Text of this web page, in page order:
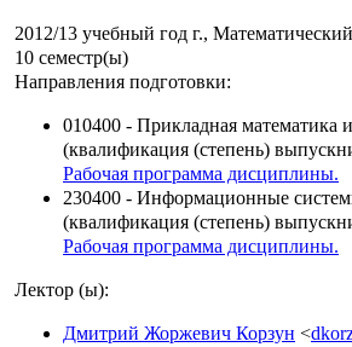
2012/13 учебный год г.,
10 семестр(ы)
Направления подготовки:
010400 - Прикладная математика
(квалификация (степень)
Рабочая программа дисциплины.
230400 - Информационные
(квалификация (степень)
Рабочая программа дисциплины.
Лектор (ы):
Дмитрий Жоржевич Корзун <